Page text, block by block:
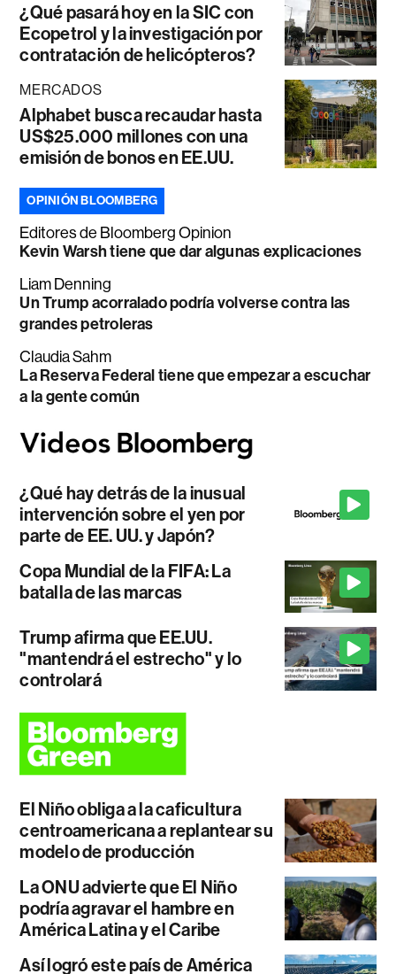
¿Qué pasará hoy en la SIC con
Ecopetrol y la investigación por
contratación de helicópteros?
MERCADOS
Alphabet busca recaudar hasta
US$25.000 millones con una
emisión de bonos en EE.UU.
OPINIÓN BLOOMBERG
Editores de Bloomberg Opinion
Kevin Warsh tiene que dar algunas explicaciones
Liam Denning
Un Trump acorralado podría volverse contra las
grandes petroleras
Claudia Sahm
La Reserva Federal tiene que empezar a escuchar
a la gente común
¿Qué hay detrás de la inusual
intervención sobre el yen por
parte de EE. UU. y Japón?
Copa Mundial de la FIFA: La
batalla de las marcas
Trump afirma que EE.UU.
"mantendrá el estrecho" y lo
controlará
El Niño obliga a la caficultura
centroamericana a replantear su
modelo de producción
La ONU advierte que El Niño
podría agravar el hambre en
América Latina y el Caribe
Así logró este país de América